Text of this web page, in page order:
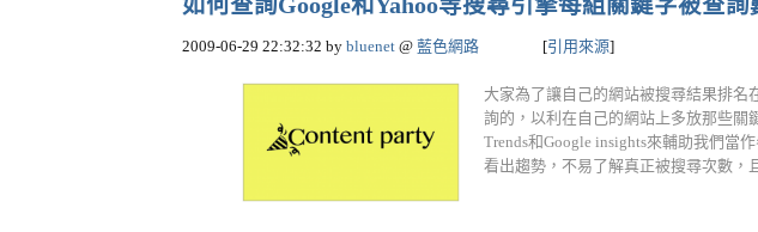
如何查詢Google和Yahoo等搜尋引擎每組關鍵字被查詢
2009-06-29 22:32:32 by bluenet @ 藍色網路 [引用來源]
大家為了讓自己的網站被搜尋結果排名
詢的，以利在自己的網站上多放那些關
Trends和Google insights來輔助我們當
看出趨勢，不易了解真正被搜尋次數，